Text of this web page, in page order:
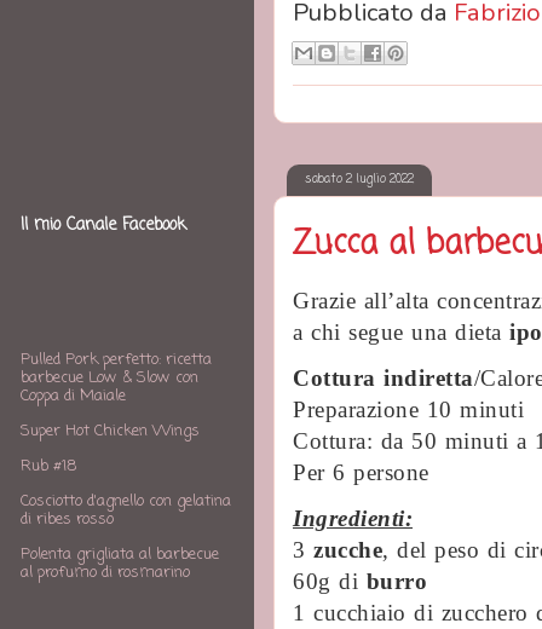
Pubblicato da
sabato 2 luglio 2022
Zucca al
Grazie all’alta
a chi segue una dieta
Cottura indiretta/
Preparazione 10 minuti
Cottura: da 50 minuti a
Per 6 persone
Ingredienti:
3 zucche, del peso di
60g di burro
1 cucchiaio di zucchero
Il mio Canale Facebook
Pulled Pork perfetto: ricetta
barbecue Low & Slow con
Coppa di Maiale
Super Hot Chicken Wings
Rub #18
Cosciotto d'agnello con gelatina
di ribes rosso
Polenta grigliata al barbecue
al profumo di rosmarino